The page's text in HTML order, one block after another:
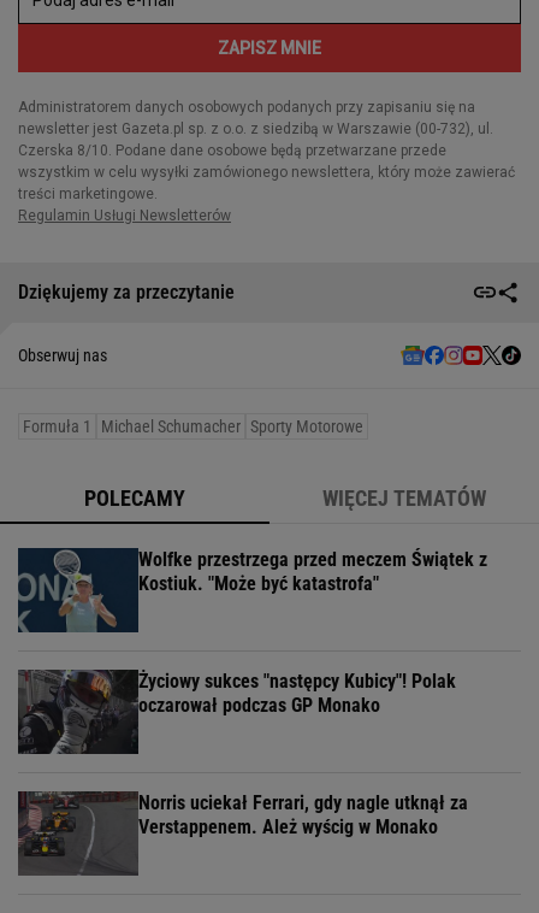
Dziękujemy za przeczytanie
Obserwuj nas
Formuła 1 Michael Schumacher Sporty Motorowe
POLECAMY WIĘCEJ TEMATÓW
Wolfke przestrzega przed meczem Świątek z
Kostiuk. "Może być katastrofa"
Życiowy sukces "następcy Kubicy"! Polak
oczarował podczas GP Monako
Norris uciekał Ferrari, gdy nagle utknął za
Verstappenem. Ależ wyścig w Monako